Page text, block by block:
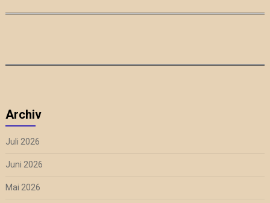
Archiv
Juli 2026
Juni 2026
Mai 2026